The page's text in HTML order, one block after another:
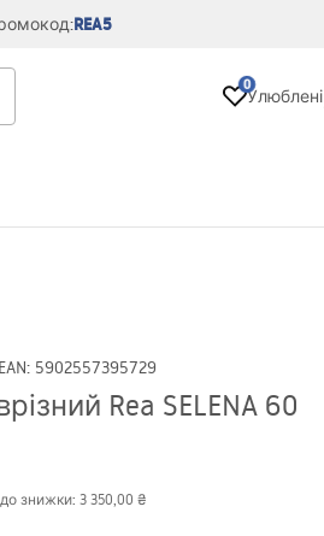
REA5
0
Улюблені
EAN: 5902557395729
Rea SELENA 60
знижки: 3 350,00 ₴